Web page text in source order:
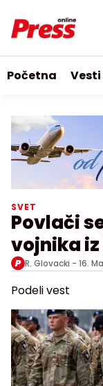
Početna Vesti
SVET
Povlači
vojnika iz
R. Glovacki - 16.
Podeli vest